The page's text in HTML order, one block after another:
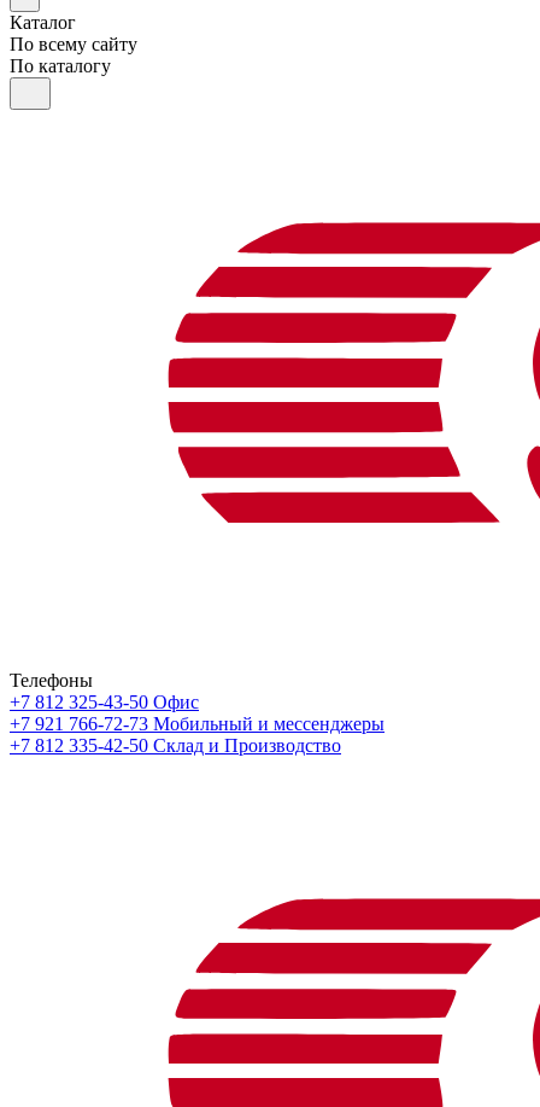
Каталог
По всему сайту
По каталогу
Телефоны
+7 812 325-43-50 Офис
+7 921 766-72-73 Мобильный и мессенджеры
+7 812 335-42-50 Склад и Производство